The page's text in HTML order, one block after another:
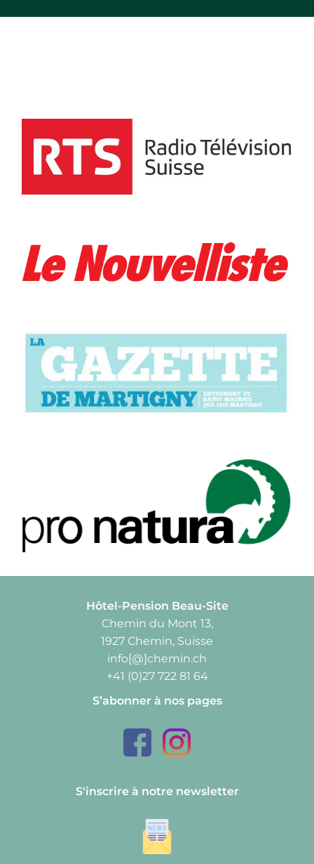
Hôtel-Pension Beau-Site
Chemin du Mont 13,
1927 Chemin, Suisse
info[@]chemin.ch
+41 (0)27 722 81 64
S’abonner à nos pages
S'inscrire à notre newsletter